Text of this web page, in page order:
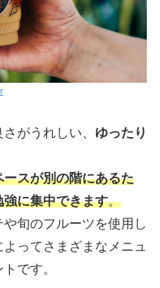
がうれしい、 ゆったり
スが別の階にあるた
に集中できます。
旬のフルーツを使用し
ってさまざまなメニュ
です。